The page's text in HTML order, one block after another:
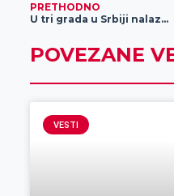
PRETHODNO
U tri grada u Srbiji nalaze se najveća žarišta koronavirusa
POVEZANE
VESTI